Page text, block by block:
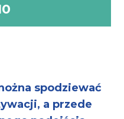
spodziewać
a przede